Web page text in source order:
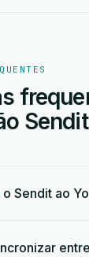
Sendit ao